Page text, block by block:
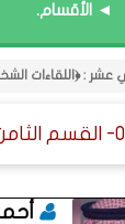
◄ الأقسام.
الشعرية - القصصية﴾.